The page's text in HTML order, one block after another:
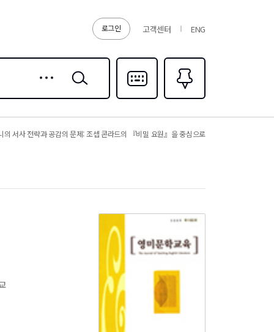
로그인 고객센터 ENG
검색
다국어입력
즐겨찾기0
의 서사 전략과 공감의 문제: 조셉 콘라드의 『비밀 요원』을 중심으로